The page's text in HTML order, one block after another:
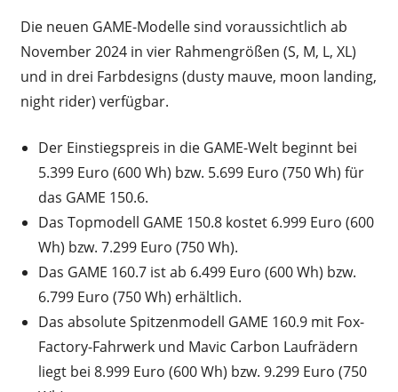
Die neuen GAME-Modelle sind voraussichtlich ab
November 2024 in vier Rahmengrößen (S, M, L, XL)
und in drei Farbdesigns (dusty mauve, moon landing,
night rider) verfügbar.
Der Einstiegspreis in die GAME-Welt beginnt bei
5.399 Euro (600 Wh) bzw. 5.699 Euro (750 Wh) für
das GAME 150.6.
Das Topmodell GAME 150.8 kostet 6.999 Euro (600
Wh) bzw. 7.299 Euro (750 Wh).
Das GAME 160.7 ist ab 6.499 Euro (600 Wh) bzw.
6.799 Euro (750 Wh) erhältlich.
Das absolute Spitzenmodell GAME 160.9 mit Fox-
Factory-Fahrwerk und Mavic Carbon Laufrädern
liegt bei 8.999 Euro (600 Wh) bzw. 9.299 Euro (750